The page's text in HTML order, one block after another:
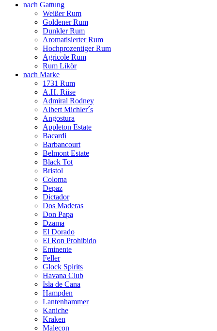
nach Gattung
Weißer Rum
Goldener Rum
Dunkler Rum
Aromatisierter Rum
Hochprozentiger Rum
Agricole Rum
Rum Likör
nach Marke
1731 Rum
A.H. Riise
Admiral Rodney
Albert Michler´s
Angostura
Appleton Estate
Bacardi
Barbancourt
Belmont Estate
Black Tot
Bristol
Coloma
Depaz
Dictador
Dos Maderas
Don Papa
Dzama
El Dorado
El Ron Prohibido
Eminente
Feller
Glock Spirits
Havana Club
Isla de Cana
Hampden
Lantenhammer
Kaniche
Kraken
Malecon